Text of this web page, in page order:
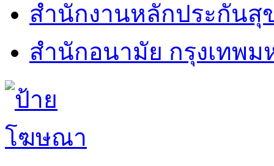
สำนักงานหลักประกันสุ
สำนักอนามัย กรุงเทพม